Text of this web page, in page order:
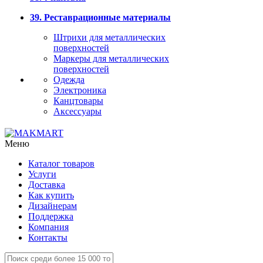
39. Реставрационные материалы
Штрихи для металлических
поверхностей
Маркеры для металлических
поверхностей
Одежда
Электроника
Канцтовары
Аксессуары
Меню
Каталог товаров
Услуги
Доставка
Как купить
Дизайнерам
Поддержка
Компания
Контакты